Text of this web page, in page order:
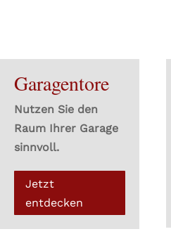
Garagentore
Nutzen Sie den
Raum Ihrer Garage
sinnvoll.
Jetzt
entdecken